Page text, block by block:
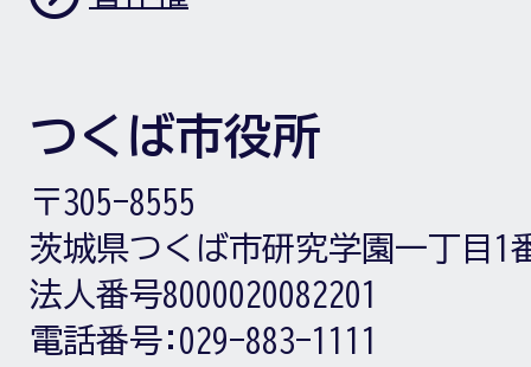
つくば市役所
〒305-8555
茨城県つくば市研究学園一丁目1
法人番号8000020082201
電話番号: 029-883-1111